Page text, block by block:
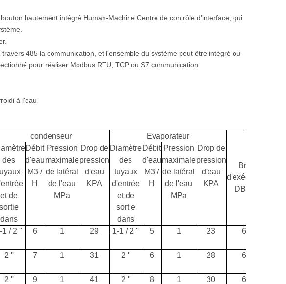
hautement intégré Human-Machine Centre de contrôle d'interface, qui
485 la communication, et l'ensemble du système peut être intégré ou
pour réaliser Modbus RTU, TCP ou S7 communication.
à l'eau
condenseur Evaporateur
Bruit
d'exécution
DB (A)
des
et de
sortie
dans
Débit
d'eau
M3 /
H
Pression
maximale
de latéral
de l'eau
MPa
Drop de
pression
d'eau
KPA
Diamètre
des
tuyaux
d'entrée
et de
sortie
dans
Débit
d'eau
M3 /
H
Pression
maximale
de latéral
de l'eau
MPa
Drop de
pression
d'eau
KPA
1 / 2 '' 6 1 29 1-1 / 2 '' 5 1 23 60
2 '' 7 1 31 2 '' 6 1 28 61
2 '' 9 1 41 2 '' 8 1 30 62